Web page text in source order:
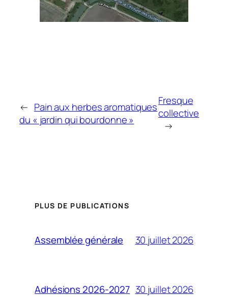
← Pain aux herbes aromatiques
du « jardin qui bourdonne »
Fresque
collective
→
PLUS DE PUBLICATIONS
Assemblée générale 30 juillet 2026
Adhésions 2026-2027 30 juillet 2026